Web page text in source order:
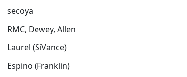
secoya
RMC, Dewey, Allen
Laurel (SiVance)
Espino (Franklin)